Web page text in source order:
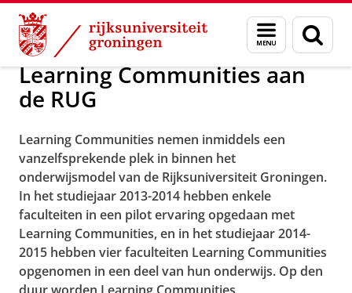
Skip
Content
Skip
Navigation
Menu
en
zoeken
Over Learning Communities
Learning Communities aan
de RUG
Learning Communities nemen inmiddels een
vanzelfsprekende plek in binnen het
onderwijsmodel van de Rijksuniversiteit Groningen.
In het studiejaar 2013-2014 hebben enkele
faculteiten in een pilot ervaring opgedaan met
Learning Communities, en in het studiejaar 2014-
2015 hebben vier faculteiten Learning Communities
opgenomen in een deel van hun onderwijs. Op den